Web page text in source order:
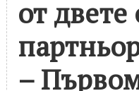
от
–